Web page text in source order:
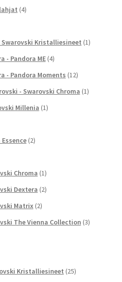
(4)
Swarovski Kristalliesineet (1)
- Pandora ME (4)
- Pandora Moments (12)
- Swarovski Chroma (1)
Millenia (1)
(2)
Chroma (1)
Dextera (2)
Matrix (2)
The Vienna Collection (3)
Kristalliesineet (25)